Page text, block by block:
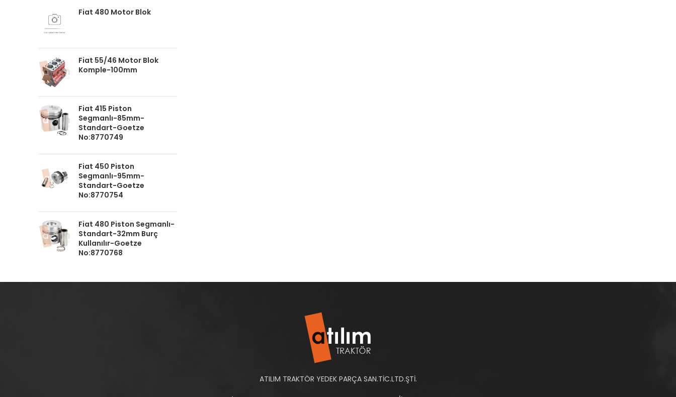
Fiat 480 Motor Blok
Fiat 55/46 Motor Blok
Komple-100mm
Fiat 415 Piston
Segmanlı-85mm-
Standart-Goetze
No:8770749
Fiat 450 Piston
Segmanlı-95mm-
Standart-Goetze
No:8770754
Fiat 480 Piston Segmanlı-
Standart-32mm Burç
Kullanılır-Goetze
No:8770768
ATILIM TRAKTÖR YEDEK PARÇA SAN.TİC.LTD.ŞTİ.